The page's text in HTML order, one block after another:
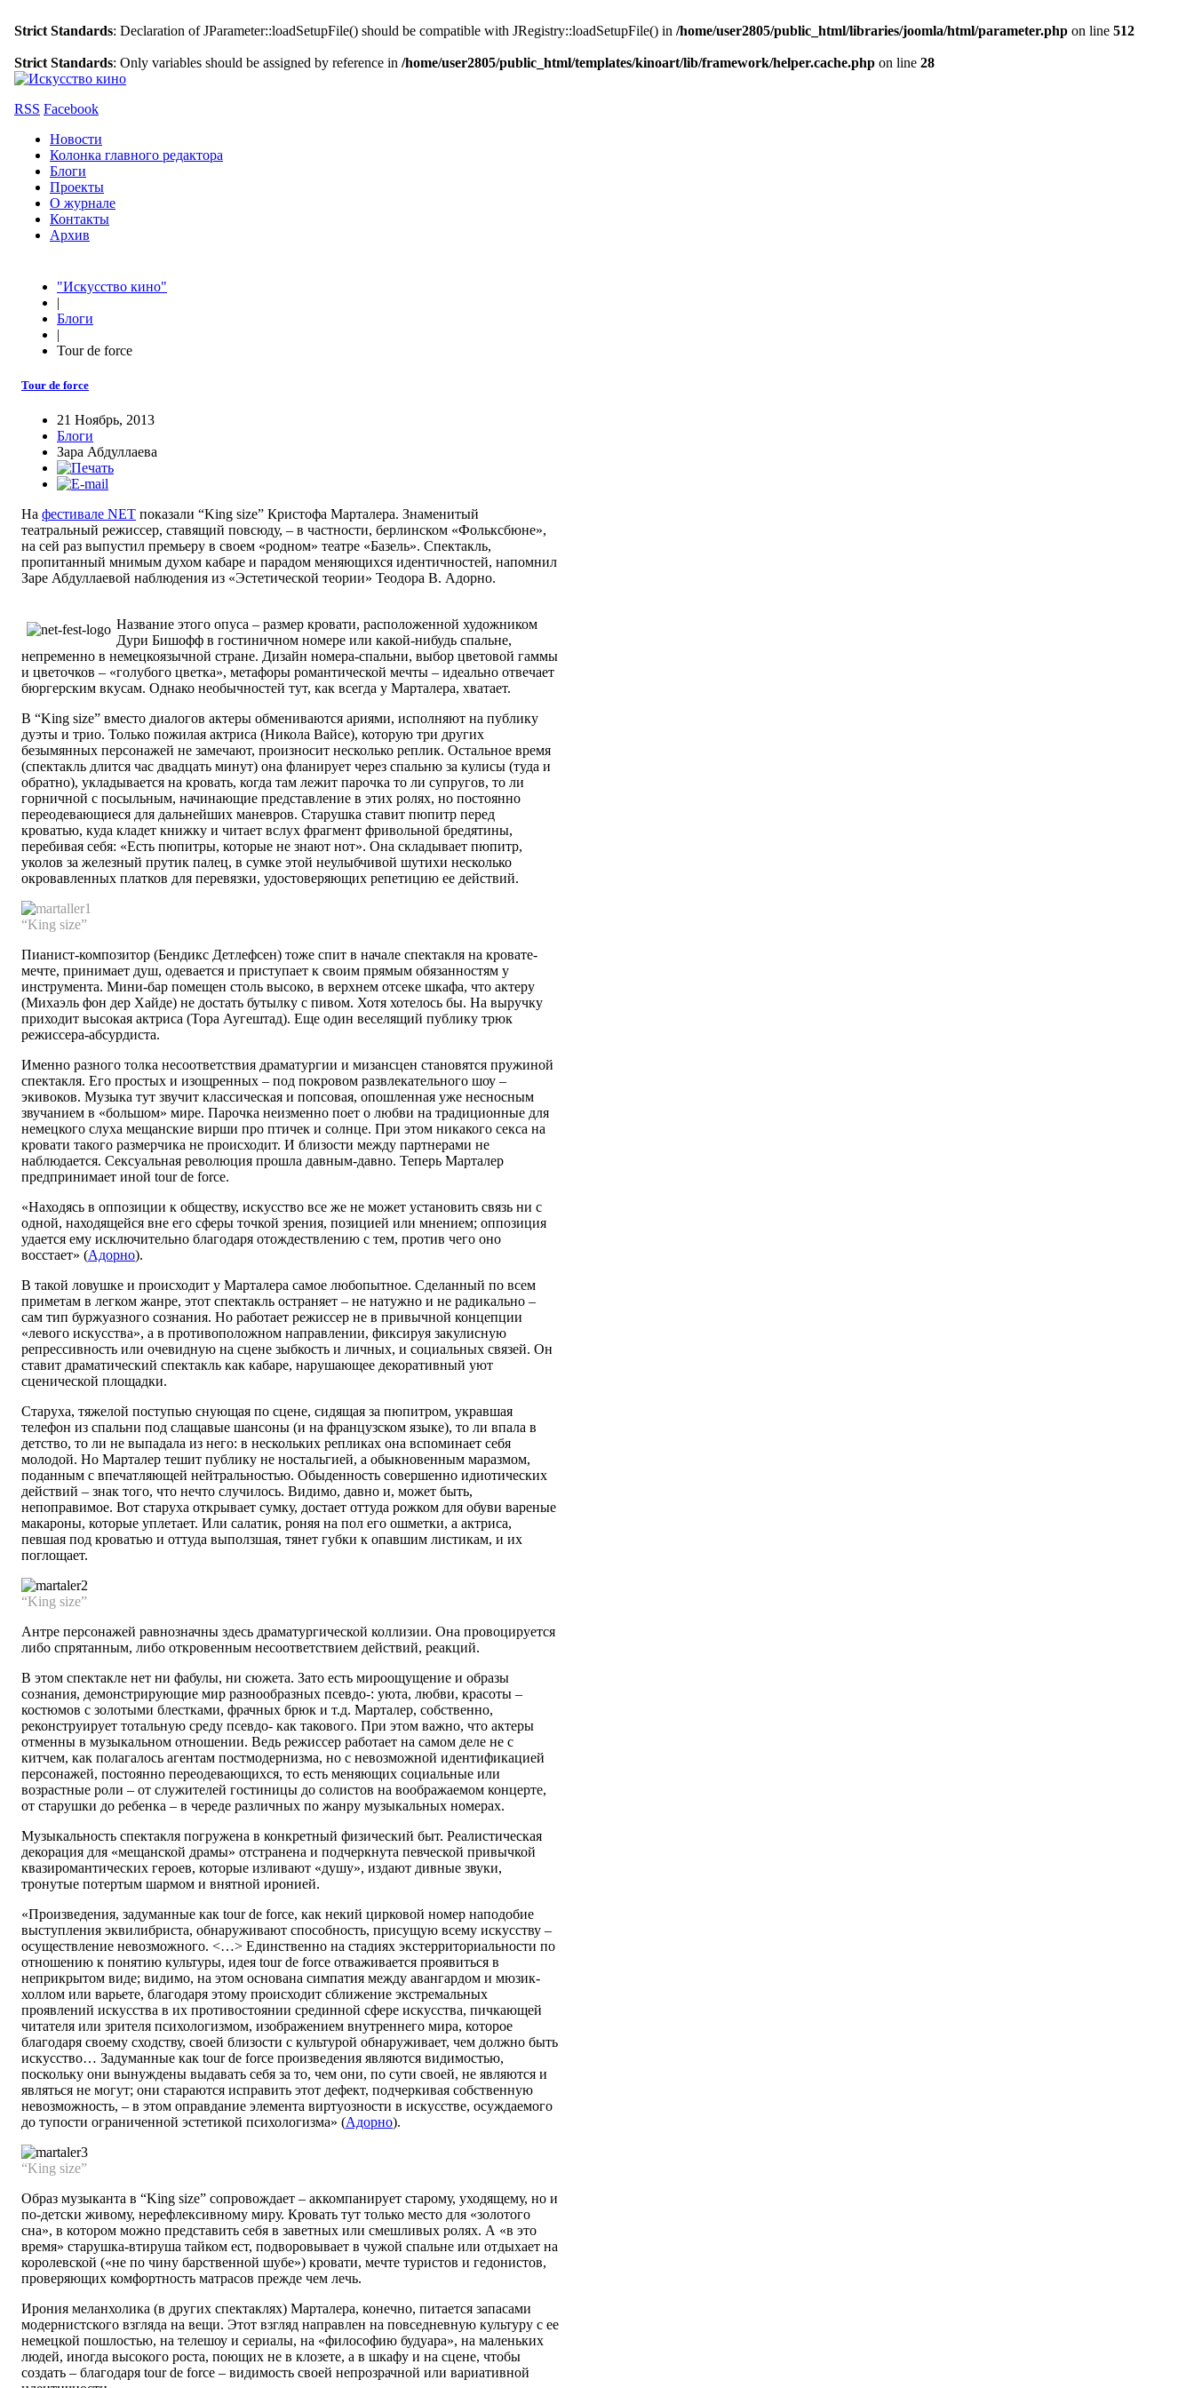
Strict Standards: Declaration of JParameter::loadSetupFile() should be compatible with JRegistry::loadSetupFile() in /home/user2805/public_html/libraries/joomla/html/parameter.php on line 512
Strict Standards: Only variables should be assigned by reference in /home/user2805/public_html/templates/kinoart/lib/framework/helper.cache.php on line 28
RSS Facebook
Новости
Колонка главного редактора
Блоги
Проекты
О журнале
Контакты
Архив
"Искусство кино"
|
Блоги
|
Tour de force
Tour de force
21 Ноябрь, 2013
Блоги
Зара Абдуллаева
На фестивале NET показали “King size” Кристофа Марталера. Знаменитый
театральный режиссер, ставящий повсюду, – в частности, берлинском «Фольксбюне»,
на сей раз выпустил премьеру в своем «родном» театре «Базель». Спектакль,
пропитанный мнимым духом кабаре и парадом меняющихся идентичностей, напомнил
Заре Абдуллаевой наблюдения из «Эстетической теории» Теодора В. Адорно.
Название этого опуса – размер кровати, расположенной художником
Дури Бишофф в гостиничном номере или какой-нибудь спальне,
непременно в немецкоязычной стране. Дизайн номера-спальни, выбор цветовой гаммы
и цветочков – «голубого цветка», метафоры романтической мечты – идеально отвечает
бюргерским вкусам. Однако необычностей тут, как всегда у Марталера, хватает.
В “King size” вместо диалогов актеры обмениваются ариями, исполняют на публику
дуэты и трио. Только пожилая актриса (Никола Вайсе), которую три других
безымянных персонажей не замечают, произносит несколько реплик. Остальное время
(спектакль длится час двадцать минут) она фланирует через спальню за кулисы (туда и
обратно), укладывается на кровать, когда там лежит парочка то ли супругов, то ли
горничной с посыльным, начинающие представление в этих ролях, но постоянно
переодевающиеся для дальнейших маневров. Старушка ставит пюпитр перед
кроватью, куда кладет книжку и читает вслух фрагмент фривольной бредятины,
перебивая себя: «Есть пюпитры, которые не знают нот». Она складывает пюпитр,
уколов за железный прутик палец, в сумке этой неулыбчивой шутихи несколько
окровавленных платков для перевязки, удостоверяющих репетицию ее действий.
“King size”
Пианист-композитор (Бендикс Детлефсен) тоже спит в начале спектакля на кровате-
мечте, принимает душ, одевается и приступает к своим прямым обязанностям у
инструмента. Мини-бар помещен столь высоко, в верхнем отсеке шкафа, что актеру
(Михаэль фон дер Хайде) не достать бутылку с пивом. Хотя хотелось бы. На выручку
приходит высокая актриса (Тора Аугештад). Еще один веселящий публику трюк
режиссера-абсурдиста.
Именно разного толка несоответствия драматургии и мизансцен становятся пружиной
спектакля. Его простых и изощренных – под покровом развлекательного шоу –
экивоков. Музыка тут звучит классическая и попсовая, опошленная уже несносным
звучанием в «большом» мире. Парочка неизменно поет о любви на традиционные для
немецкого слуха мещанские вирши про птичек и солнце. При этом никакого секса на
кровати такого размерчика не происходит. И близости между партнерами не
наблюдается. Сексуальная революция прошла давным-давно. Теперь Марталер
предпринимает иной tour de force.
«Находясь в оппозиции к обществу, искусство все же не может установить связь ни с
одной, находящейся вне его сферы точкой зрения, позицией или мнением; оппозиция
удается ему исключительно благодаря отождествлению с тем, против чего оно
восстает» (Адорно).
В такой ловушке и происходит у Марталера самое любопытное. Сделанный по всем
приметам в легком жанре, этот спектакль остраняет – не натужно и не радикально –
сам тип буржуазного сознания. Но работает режиссер не в привычной концепции
«левого искусства», а в противоположном направлении, фиксируя закулисную
репрессивность или очевидную на сцене зыбкость и личных, и социальных связей. Он
ставит драматический спектакль как кабаре, нарушающее декоративный уют
сценической площадки.
Старуха, тяжелой поступью снующая по сцене, сидящая за пюпитром, укравшая
телефон из спальни под слащавые шансоны (и на французском языке), то ли впала в
детство, то ли не выпадала из него: в нескольких репликах она вспоминает себя
молодой. Но Марталер тешит публику не ностальгией, а обыкновенным маразмом,
поданным с впечатляющей нейтральностью. Обыденность совершенно идиотических
действий – знак того, что нечто случилось. Видимо, давно и, может быть,
непоправимое. Вот старуха открывает сумку, достает оттуда рожком для обуви вареные
макароны, которые уплетает. Или салатик, роняя на пол его ошметки, а актриса,
певшая под кроватью и оттуда выползшая, тянет губки к опавшим листикам, и их
поглощает.
“King size”
Антре персонажей равнозначны здесь драматургической коллизии. Она провоцируется
либо спрятанным, либо откровенным несоответствием действий, реакций.
В этом спектакле нет ни фабулы, ни сюжета. Зато есть мироощущение и образы
сознания, демонстрирующие мир разнообразных псевдо-: уюта, любви, красоты –
костюмов с золотыми блестками, фрачных брюк и т.д. Марталер, собственно,
реконструирует тотальную среду псевдо- как такового. При этом важно, что актеры
отменны в музыкальном отношении. Ведь режиссер работает на самом деле не с
китчем, как полагалось агентам постмодернизма, но с невозможной идентификацией
персонажей, постоянно переодевающихся, то есть меняющих социальные или
возрастные роли – от служителей гостиницы до солистов на воображаемом концерте,
от старушки до ребенка – в череде различных по жанру музыкальных номерах.
Музыкальность спектакля погружена в конкретный физический быт. Реалистическая
декорация для «мещанской драмы» отстранена и подчеркнута певческой привычкой
квазиромантических героев, которые изливают «душу», издают дивные звуки,
тронутые потертым шармом и внятной иронией.
«Произведения, задуманные как tour de force, как некий цирковой номер наподобие
выступления эквилибриста, обнаруживают способность, присущую всему искусству –
осуществление невозможного. <…> Единственно на стадиях экстерриториальности по
отношению к понятию культуры, идея tour de force отваживается проявиться в
неприкрытом виде; видимо, на этом основана симпатия между авангардом и мюзик-
холлом или варьете, благодаря этому происходит сближение экстремальных
проявлений искусства в их противостоянии срединной сфере искусства, пичкающей
читателя или зрителя психологизмом, изображением внутреннего мира, которое
благодаря своему сходству, своей близости с культурой обнаруживает, чем должно быть
искусство… Задуманные как tour de force произведения являются видимостью,
поскольку они вынуждены выдавать себя за то, чем они, по сути своей, не являются и
являться не могут; они стараются исправить этот дефект, подчеркивая собственную
невозможность, – в этом оправдание элемента виртуозности в искусстве, осуждаемого
до тупости ограниченной эстетикой психологизма» (Адорно).
“King size”
Образ музыканта в “King size” сопровождает – аккомпанирует старому, уходящему, но и
по-детски живому, нерефлексивному миру. Кровать тут только место для «золотого
сна», в котором можно представить себя в заветных или смешливых ролях. А «в это
время» старушка-втируша тайком ест, подворовывает в чужой спальне или отдыхает на
королевской («не по чину барственной шубе») кровати, мечте туристов и гедонистов,
проверяющих комфортность матрасов прежде чем лечь.
Ирония меланхолика (в других спектаклях) Марталера, конечно, питается запасами
модернистского взгляда на вещи. Этот взгляд направлен на повседневную культуру с ее
немецкой пошлостью, на телешоу и сериалы, на «философию будуара», на маленьких
людей, иногда высокого роста, поющих не в клозете, а в шкафу и на сцене, чтобы
создать – благодаря tour de force – видимость своей непрозрачной или вариативной